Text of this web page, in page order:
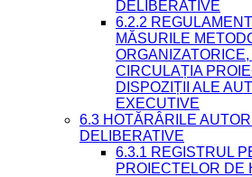
DELIBERATIVE
6.2.2
MĂSURILE
CIRCULAȚIA
DISPOZIȚII ALE
EXECUTIVE
6.3 HOTĂRÂRILE
DELIBERATIVE
6.3.1 REGISTRUL
PROIECTELOR DE